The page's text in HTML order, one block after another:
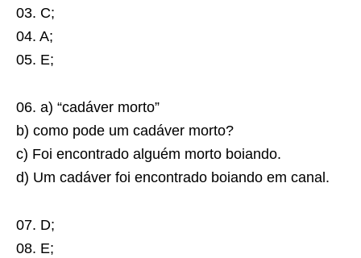
03. C;
04. A;
05. E;
06. a) “cadáver morto”
b) como pode um cadáver morto?
c) Foi encontrado alguém morto boiando.
d) Um cadáver foi encontrado boiando em canal.
07. D;
08. E;